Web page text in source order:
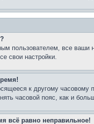
пользователем, все
свои настройки.
к другому часовому
часовой пояс, как и
всё равно неправильное!